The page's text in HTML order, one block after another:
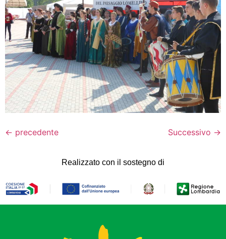
← precedente Successivo →
Realizzato con il sostegno di